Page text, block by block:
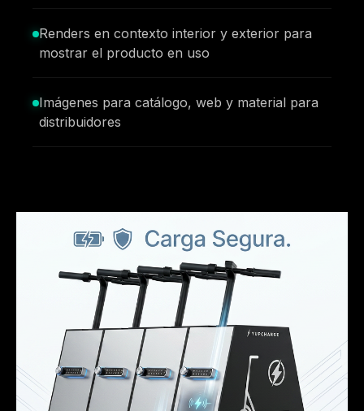
Renders en contexto interior y exterior para
mostrar el producto en uso
Imágenes para catálogo, web y material para
distribuidores